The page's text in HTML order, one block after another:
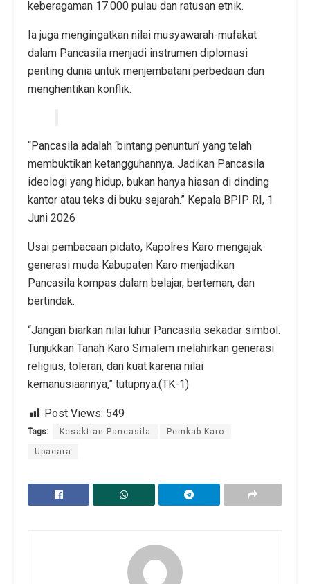
keberagaman 17.000 pulau dan ratusan etnik.
Ia juga mengingatkan nilai musyawarah-mufakat
dalam Pancasila menjadi instrumen diplomasi
penting dunia untuk menjembatani perbedaan dan
menghentikan konflik.
“Pancasila adalah ‘bintang penuntun’ yang telah
membuktikan ketangguhannya. Jadikan Pancasila
ideologi yang hidup, bukan hanya hiasan di dinding
kantor atau teks di buku sejarah.” Kepala BPIP RI, 1
Juni 2026
Usai pembacaan pidato, Kapolres Karo mengajak
generasi muda Kabupaten Karo menjadikan
Pancasila kompas dalam belajar, berteman, dan
bertindak.
“Jangan biarkan nilai luhur Pancasila sekadar simbol.
Tunjukkan Tanah Karo Simalem melahirkan generasi
religius, toleran, dan kuat karena nilai
kemanusiaannya,” tutupnya.(TK-1)
Post Views: 549
Tags: Kesaktian Pancasila Pemkab Karo
Upacara